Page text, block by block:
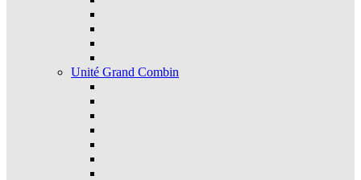
Unité Grand Combin